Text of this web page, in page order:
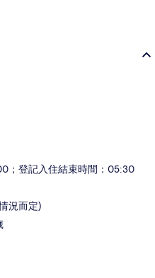
；登記入住結束時間：05:30
況而定)